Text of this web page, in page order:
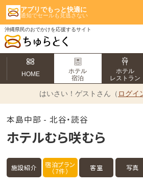
アプリでもっと快適に
通知でセールも見逃さない
沖縄県民のおでかけを応援するサイト
HOME
ホテル
宿泊
ホテル
レストラン
はいさい！ ゲストさん（ ログイ
本島中部 - 北谷・読谷
ホテルむら咲むら
施設紹介 宿泊プラン
（7件） 客室 写真